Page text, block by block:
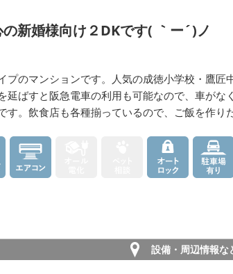
新婚様向け２DKです( ｀ー´)ノ
のマンションです。人気の成徳小学校・鷹
延ばすと阪急電車の利用も可能なので、車が
す。飲食店も各種揃っているので、ご飯を作り
設備・周辺情報な